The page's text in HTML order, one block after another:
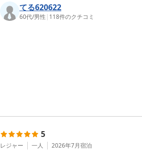
てる620622
60代/男性 | 118件のクチコミ
5
レジャー 一人 2026年7月宿泊